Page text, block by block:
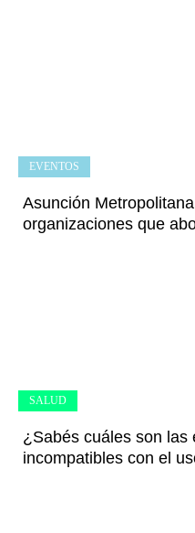
Asunción
organizaciones que
EVENTOS
¿Sabés cuáles son las
incompatibles con el
SALUD